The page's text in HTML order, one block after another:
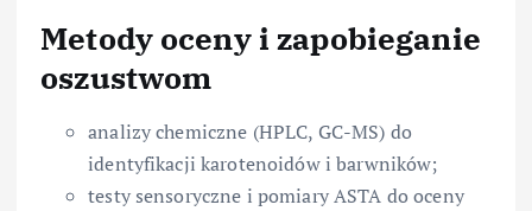
Metody oceny i zapobieganie
oszustwom
analizy chemiczne (HPLC, GC-MS) do
identyfikacji karotenoidów i barwników;
testy sensoryczne i pomiary ASTA do oceny